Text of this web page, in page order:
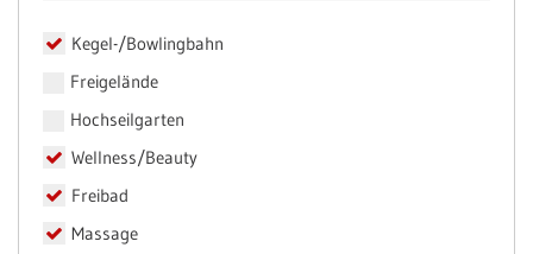
Kegel-/Bowlingbahn
Freigelände
Hochseilgarten
Wellness/Beauty
Freibad
Massage